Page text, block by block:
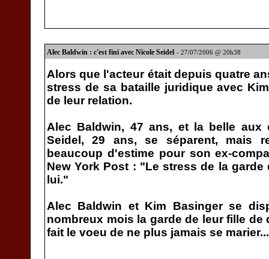
Alec Baldwin : c'est fini avec Nicole Seidel - 27/07/2006 @ 20h38
Alors que l'acteur était depuis quatre
stress de sa bataille juridique avec
de leur relation.
Alec Baldwin, 47 ans, et la belle aux
Seidel, 29 ans, se séparent, mais
beaucoup d'estime pour son ex-
New York Post : "Le stress de la
lui."
Alec Baldwin et Kim Basinger se
nombreux mois la garde de leur fille de
fait le voeu de ne plus jamais se marier...